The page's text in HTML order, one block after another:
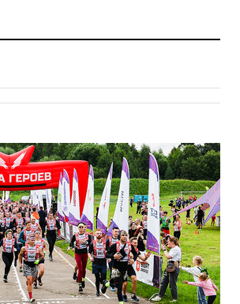
вчера, 20:53Швыдкой:
вчера, 20:45ПВО за день
сбила еще 75 украинских
беспилотников над Россией
вчера, 20:35 Велосипедист
погиб при атаке FPV-дрона в
Белгородской области
вчера, 20:30Лидию Невзорову
заочно арестовали по делу о
финансировании